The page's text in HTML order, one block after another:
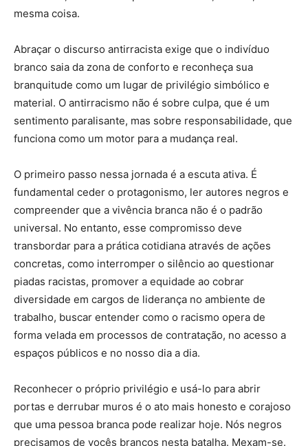
mesma coisa.
Abraçar o discurso antirracista exige que o indivíduo
branco saia da zona de conforto e reconheça sua
branquitude como um lugar de privilégio simbólico e
material. O antirracismo não é sobre culpa, que é um
sentimento paralisante, mas sobre responsabilidade, que
funciona como um motor para a mudança real.
O primeiro passo nessa jornada é a escuta ativa. É
fundamental ceder o protagonismo, ler autores negros e
compreender que a vivência branca não é o padrão
universal. No entanto, esse compromisso deve
transbordar para a prática cotidiana através de ações
concretas, como interromper o silêncio ao questionar
piadas racistas, promover a equidade ao cobrar
diversidade em cargos de liderança no ambiente de
trabalho, buscar entender como o racismo opera de
forma velada em processos de contratação, no acesso a
espaços públicos e no nosso dia a dia.
Reconhecer o próprio privilégio e usá-lo para abrir
portas e derrubar muros é o ato mais honesto e corajoso
que uma pessoa branca pode realizar hoje. Nós negros
precisamos de vocês brancos nesta batalha. Mexam-se.